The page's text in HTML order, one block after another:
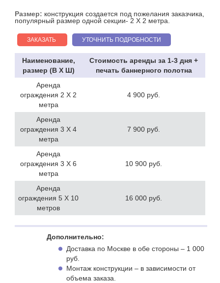
Размер: конструкция создается под пожелания заказчика,
популярный размер одной секции- 2 Х 2 метра.
ЗАКАЗАТЬ УТОЧНИТЬ ПОДРОБНОСТИ
Наименование,
размер (В Х Ш)
Стоимость аренды за 1-3 дня +
печать баннерного полотна
Аренда
ограждения 2 Х 2
метра
4 900 руб.
Аренда
ограждения 3 Х 4
метра
7 900 руб.
Аренда
ограждения 3 Х 6
метра
10 900 руб.
Аренда
ограждения 5 Х 10
метров
16 000 руб.
Дополнительно:
Доставка по Москве в обе стороны – 1 000
руб.
Монтаж конструкции – в зависимости от
объема заказа.